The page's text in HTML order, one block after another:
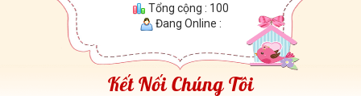
Tổng cộng : 100
Đang Online :
Kết Nối Chúng Tôi